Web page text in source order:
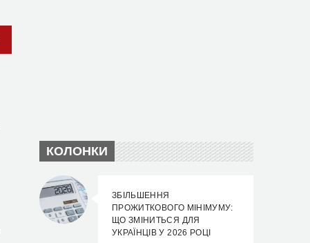
КОЛОНКИ
ЗБІЛЬШЕННЯ
ПРОЖИТКОВОГО МІНІМУМУ:
ЩО ЗМІНИТЬСЯ ДЛЯ
УКРАЇНЦІВ У 2026 РОЦІ